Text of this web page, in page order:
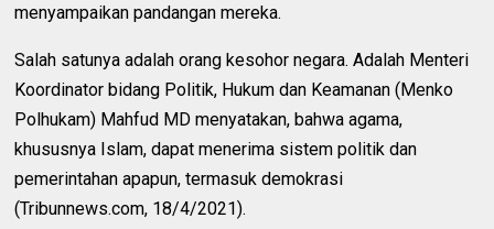
menyampaikan pandangan mereka.
Salah satunya adalah orang kesohor negara. Adalah Menteri
Koordinator bidang Politik, Hukum dan Keamanan (Menko
Polhukam) Mahfud MD menyatakan, bahwa agama,
khususnya Islam, dapat menerima sistem politik dan
pemerintahan apapun, termasuk demokrasi
(Tribunnews.com, 18/4/2021).